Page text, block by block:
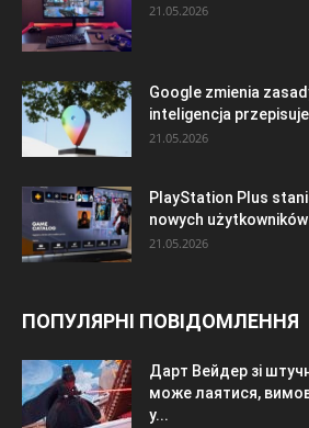
21.05.2026
Google zmienia
inteligencja
21.05.2026
PlayStation Plus
nowych użytkowników
21.05.2026
ПОПУЛЯРНІ ПОВІДОМЛЕННЯ
Дарт Вейдер зі
може лаятися,
у...